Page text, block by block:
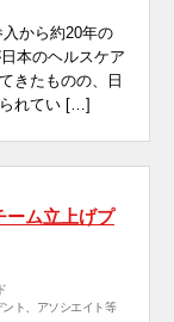
から約20年の
本のヘルスケア
きたものの、日
れてい […]
ーム立上げプ
ト、アソシエイト等